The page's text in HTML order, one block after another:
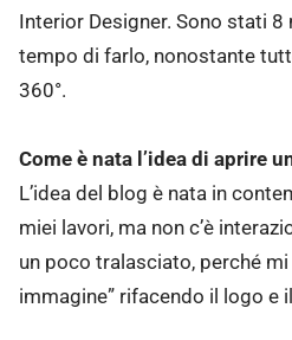
Interior Designer. Sono stati
tempo di farlo, nonostante
360°.
Come è nata l’idea di aprire
L’idea del blog è nata in
miei lavori, ma non c’è
un poco tralasciato, perché
immagine” rifacendo il logo e